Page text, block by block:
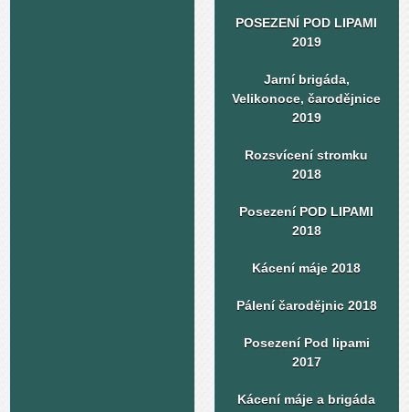
POSEZENÍ POD LIPAMI
2019
Jarní brigáda,
Velikonoce, čarodějnice
2019
Rozsvícení stromku
2018
Posezení POD LIPAMI
2018
Kácení máje 2018
Pálení čarodějnic 2018
Posezení Pod lipami
2017
Kácení máje a brigáda